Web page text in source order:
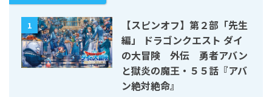
1
【スピンオフ】第２部「先生
編」 ドラゴンクエスト ダイ
の大冒険 外伝 勇者アバン
と獄炎の魔王・５５話『アバ
ン絶対絶命』